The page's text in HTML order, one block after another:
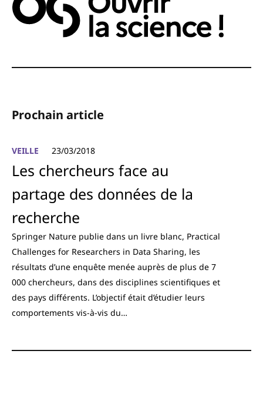
Prochain article
VEILLE 23/03/2018
Les chercheurs face au
partage des données de la
recherche
Springer Nature publie dans un livre blanc, Practical
Challenges for Researchers in Data Sharing, les
résultats d’une enquête menée auprès de plus de 7
000 chercheurs, dans des disciplines scientifiques et
des pays différents. L’objectif était d’étudier leurs
comportements vis-à-vis du…